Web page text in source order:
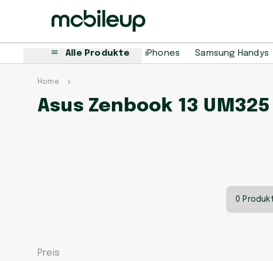
Alle Produkte iPhones Samsung Handys
Home
Asus Zenbook 13 UM325
Preis
0